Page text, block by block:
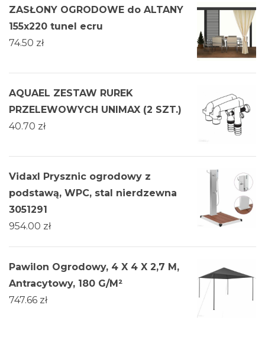
ZASŁONY OGRODOWE do ALTANY
155x220 tunel ecru
74.50 zł
AQUAEL ZESTAW RUREK
PRZELEWOWYCH UNIMAX (2 SZT.)
40.70 zł
Vidaxl Prysznic ogrodowy z
podstawą, WPC, stal nierdzewna
3051291
954.00 zł
Pawilon Ogrodowy, 4 X 4 X 2,7 M,
Antracytowy, 180 G/M²
747.66 zł